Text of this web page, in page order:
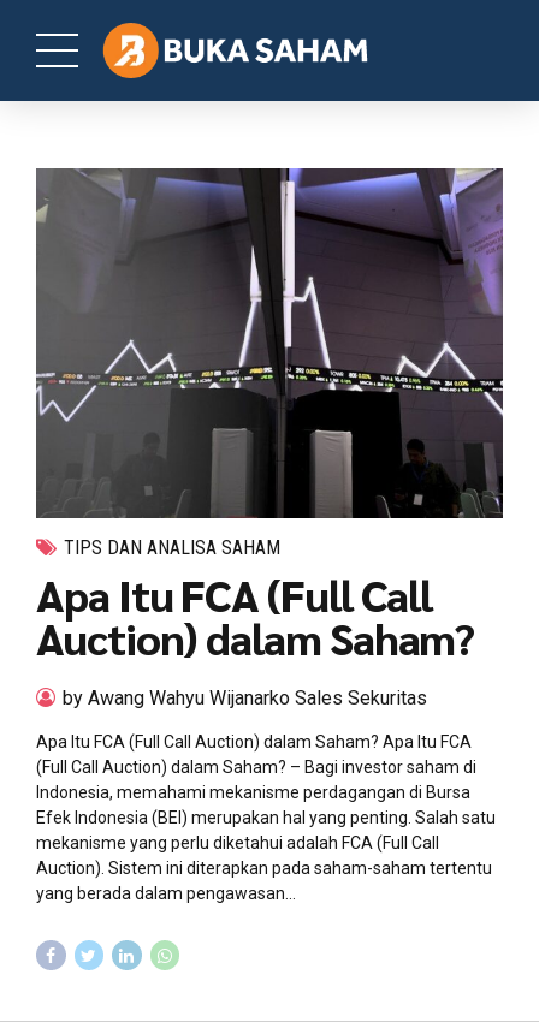
TIPS DAN ANALISA SAHAM
Apa Itu FCA (Full Call
Auction) dalam Saham?
by Awang Wahyu Wijanarko Sales Sekuritas
Apa Itu FCA (Full Call Auction) dalam Saham? Apa Itu FCA
(Full Call Auction) dalam Saham? – Bagi investor saham di
Indonesia, memahami mekanisme perdagangan di Bursa
Efek Indonesia (BEI) merupakan hal yang penting. Salah satu
mekanisme yang perlu diketahui adalah FCA (Full Call
Auction). Sistem ini diterapkan pada saham-saham tertentu
yang berada dalam pengawasan...